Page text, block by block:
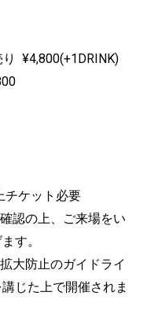
¥4,800(+1DRINK)
ケット必要
認の上、ご来場をい
す。
大防止のガイドライ
じた上で開催されま